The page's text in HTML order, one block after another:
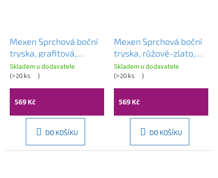
Mexen Sprchová boční
tryska, grafitová,
79360-66
Skladem u dodavatele
(>20 ks )
569 Kč
DO KOŠÍKU
Mexen Sprchová boční
tryska, růžové-zlato,
79360-60
Skladem u dodavatele
(>20 ks )
569 Kč
DO KOŠÍKU